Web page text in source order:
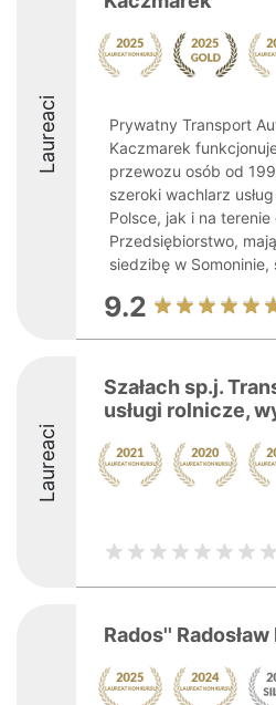
Laureaci
Prywatny Transport
Kaczmarek
przewozu osób od
szeroki wachlarz
Polsce, jak i na terenie
Przedsiębiorstwo,
siedzibę w Somoninie,
9.2
Laureaci
Szałach sp.j.
usługi rolnicze,
Rados''